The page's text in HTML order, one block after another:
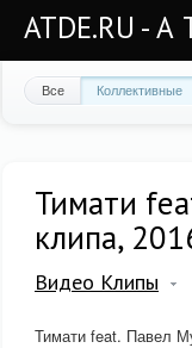
ATDE.RU -
Все Коллективные
Тимати
клипа,
Видео Клипы
Тимати feat. Павел